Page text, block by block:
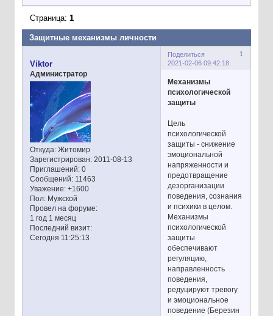
Защитные механизмы личности
Страница: 1
Поделиться
1
2021-02-06 09:42:18
Viktor
Администратор
Откуда:Житомир
Зарегистрирован: 2011-08-13
Приглашений:0
Сообщений:11463
Уважение: +1600
Пол:Мужской
Провел на форуме:
1 год 1 месяц
Последний визит:
Сегодня 11:25:13
Механизмы
психологической
защиты
Цель
психологической
защиты - снижение
эмоциональной
напряженности и
предотвращение
дезорганизации
поведения, сознания
и психики в целом.
Механизмы
психологической
защиты
обеспечивают
регуляцию,
направленность
поведения,
редуцируют тревогу
и эмоциональное
поведение (Березин